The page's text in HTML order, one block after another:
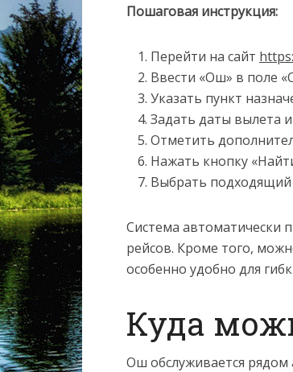
Пошаговая инструкция:
Перейти на сайт
Ввести «Ош» в поле
Указать пункт
Задать даты вылета
Отметить
Нажать кнопку
Выбрать
Система автоматически
рейсов. Кроме того,
особенно удобно для
Куда
Ош обслуживается